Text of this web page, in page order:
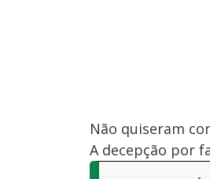
Não quiseram
A decepção por